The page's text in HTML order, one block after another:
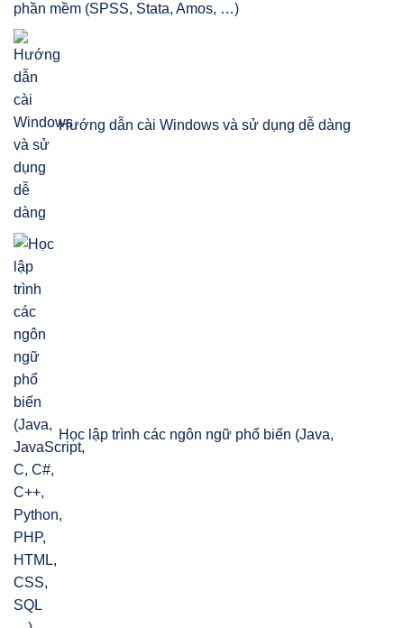
phần mềm (SPSS, Stata, Amos, …)
Hướng dẫn cài Windows và sử dụng dễ dàng
Học lập trình các ngôn ngữ phổ biến (Java,